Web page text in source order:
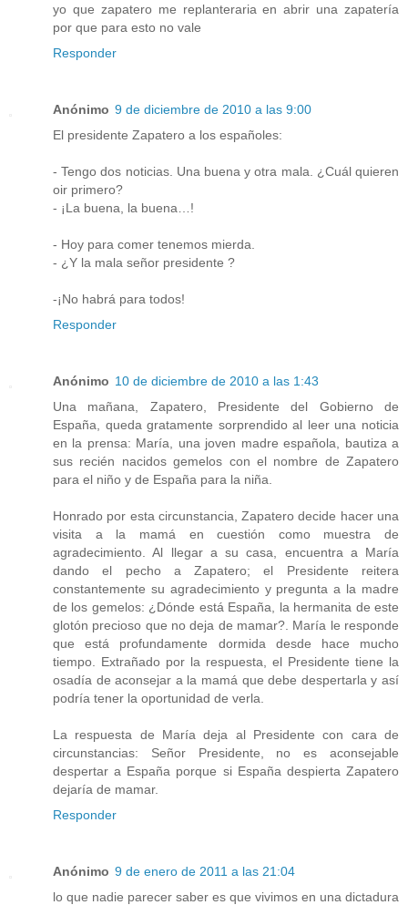
yo que zapatero me replanteraria en abrir una zapatería
por que para esto no vale
Responder
Anónimo 9 de diciembre de 2010 a las 9:00
El presidente Zapatero a los españoles:
- Tengo dos noticias. Una buena y otra mala. ¿Cuál quieren
oir primero?
- ¡La buena, la buena…!
- Hoy para comer tenemos mierda.
- ¿Y la mala señor presidente ?
-¡No habrá para todos!
Responder
Anónimo 10 de diciembre de 2010 a las 1:43
Una mañana, Zapatero, Presidente del Gobierno de
España, queda gratamente sorprendido al leer una noticia
en la prensa: María, una joven madre española, bautiza a
sus recién nacidos gemelos con el nombre de Zapatero
para el niño y de España para la niña.
Honrado por esta circunstancia, Zapatero decide hacer una
visita a la mamá en cuestión como muestra de
agradecimiento. Al llegar a su casa, encuentra a María
dando el pecho a Zapatero; el Presidente reitera
constantemente su agradecimiento y pregunta a la madre
de los gemelos: ¿Dónde está España, la hermanita de este
glotón precioso que no deja de mamar?. María le responde
que está profundamente dormida desde hace mucho
tiempo. Extrañado por la respuesta, el Presidente tiene la
osadía de aconsejar a la mamá que debe despertarla y así
podría tener la oportunidad de verla.
La respuesta de María deja al Presidente con cara de
circunstancias: Señor Presidente, no es aconsejable
despertar a España porque si España despierta Zapatero
dejaría de mamar.
Responder
Anónimo 9 de enero de 2011 a las 21:04
lo que nadie parecer saber es que vivimos en una dictadura